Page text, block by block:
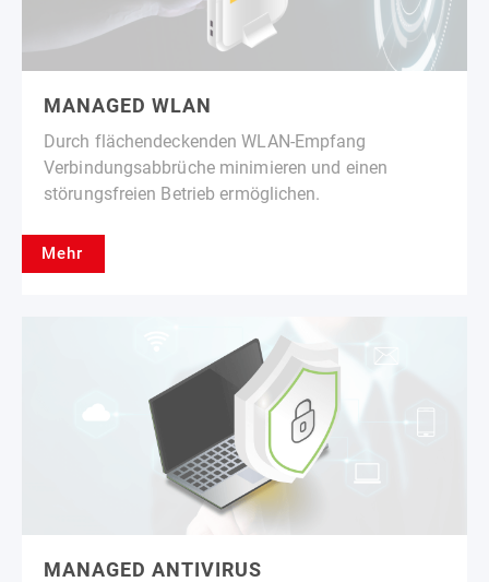
MANAGED WLAN
Durch flächendeckenden WLAN-Empfang
Verbindungsabbrüche minimieren und einen
störungsfreien Betrieb ermöglichen.
Mehr
MANAGED ANTIVIRUS